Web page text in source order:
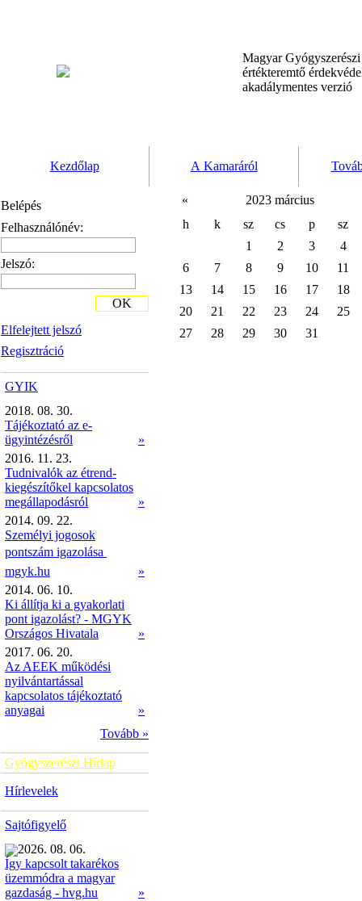
Magyar
értékteremtő
akadálymentes verzió
Kezdőlap A Kamaráról
Belépés
Felhasználónév:
Jelszó:
Elfelejtett jelszó
Regisztráció
OK
GYIK
2018. 08. 30.
Tájékoztató az e-
ügyintézésről
»
2016. 11. 23.
Tudnivalók az étrend-
kiegészítőkel kapcsolatos
megállapodásról
»
2014. 09. 22.
Személyi jogosok
pontszám igazolása 
mgyk.hu
»
2014. 06. 10.
Ki állítja ki a gyakorlati
pont igazolást? - MGYK
Országos Hivatala
»
2017. 06. 20.
Az AEEK működési
nyilvántartással
kapcsolatos tájékoztató
anyagai
»
Tovább »
Gyógyszerészi Hírlap
Hírlevelek
Sajtófigyelő
2026. 08. 06.
Így kapcsolt takarékos
üzemmódra a magyar
gazdaság - hvg.hu
»
«
2023 március
h
k sz cs p
sz
1
2 3
4
6
7 8 9 10
11
13
14 15 16 17
18
20
21 22 23 24
25
27
28 29 30 31